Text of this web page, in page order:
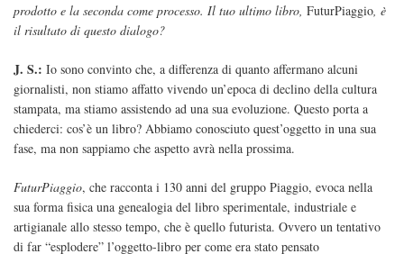
prodotto e la seconda come processo. Il tuo ultimo libro, FuturPiaggio , è
il risultato di questo dialogo?
J. S.: Io sono convinto che, a differenza di quanto affermano alcuni
giornalisti, non stiamo affatto vivendo un’epoca di declino della cultura
stampata, ma stiamo assistendo ad una sua evoluzione. Questo porta a
chiederci: cos’è un libro? Abbiamo conosciuto quest’oggetto in una sua
fase, ma non sappiamo che aspetto avrà nella prossima.
FuturPiaggio, che racconta i 130 anni del gruppo Piaggio, evoca nella
sua forma fisica una genealogia del libro sperimentale, industriale e
artigianale allo stesso tempo, che è quello futurista. Ovvero un tentativo
di far “esplodere” l’oggetto-libro per come era stato pensato